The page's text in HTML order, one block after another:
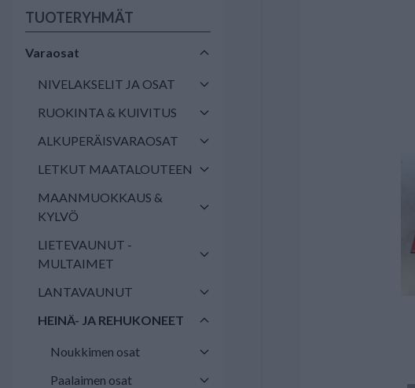
TUOTERYHMÄT
Varaosat
NIVELAKSELIT JA OSAT
RUOKINTA & KUIVITUS
ALKUPERÄISVARAOSAT
LETKUT MAATALOUTEEN
MAANMUOKKAUS &
KYLVÖ
LIETEVAUNUT -
MULTAIMET
LANTAVAUNUT
HEINÄ- JA REHUKONEET
Noukkimen osat
Paalaimen osat